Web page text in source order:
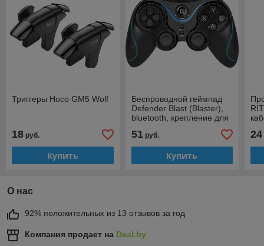
Триггеры Hoco GM5 Wolf
18 руб.
Купить
Беспроводной геймпад
Defender Blast (Blaster),
bluetooth, крепление для
android, PC, PS3
51руб.
Купить
24
О нас
92% положительных из 13 отзывов за год
Компания продает на Deal.by